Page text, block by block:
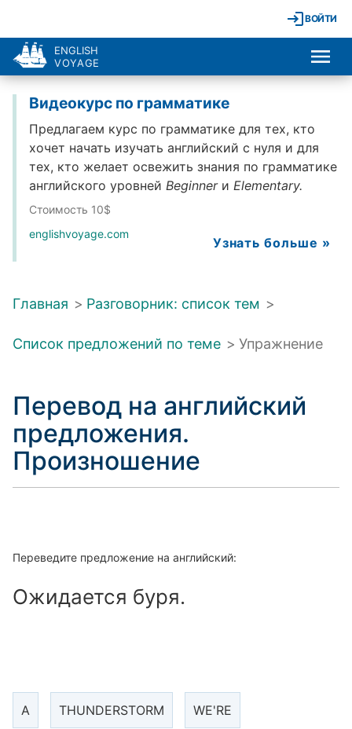
ВОЙТИ
ENGLISH
VOYAGE
Видеокурс по грамматике
Предлагаем курс по грамматике для тех, кто
хочет начать изучать английский с нуля и для
тех, кто желает освежить знания по грамматике
английского уровней Beginnerи Elementary.
Стоимость 10$
englishvoyage.com
Узнать больше »
Главная > Разговорник: список тем >
Список предложений по теме > Упражнение
Перевод на английский
предложения.
Произношение
Переведите предложение на английский:
Ожидается буря.
A THUNDERSTORM WE'RE